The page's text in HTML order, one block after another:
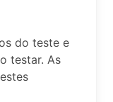
do teste e
testar. As